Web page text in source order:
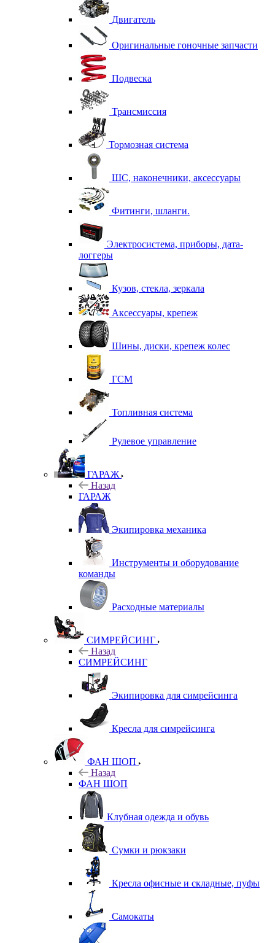
Двигатель
Оригинальные гоночные запчасти
Подвеска
Трансмиссия
Тормозная система
ШС, наконечники, аксессуары
Фитинги, шланги.
Электросистема, приборы, дата-
логгеры
Кузов, стекла, зеркала
Аксессуары, крепеж
Шины, диски, крепеж колес
ГСМ
Топливная система
Рулевое управление
ГАРАЖ
Назад
ГАРАЖ
Экипировка механика
Инструменты и оборудование
команды
Расходные материалы
СИМРЕЙСИНГ
Назад
СИМРЕЙСИНГ
Экипировка для симрейсинга
Кресла для симрейсинга
ФАН ШОП
Назад
ФАН ШОП
Клубная одежда и обувь
Сумки и рюкзаки
Кресла офисные и складные, пуфы
Самокаты